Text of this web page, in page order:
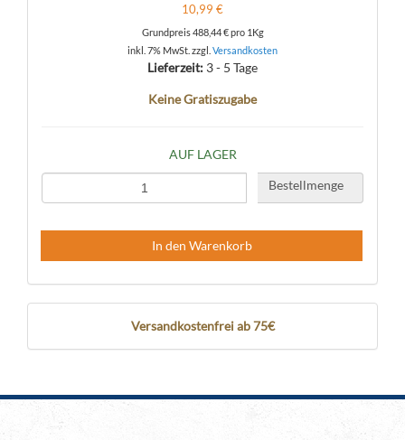
10,99 €
Grundpreis488,44 €pro 1Kg
inkl. 7% MwSt. zzgl. Versandkosten
Lieferzeit: 3 - 5 Tage
Keine Gratiszugabe
AUF LAGER
Bestellmenge
In den Warenkorb
Versandkostenfrei ab 75€